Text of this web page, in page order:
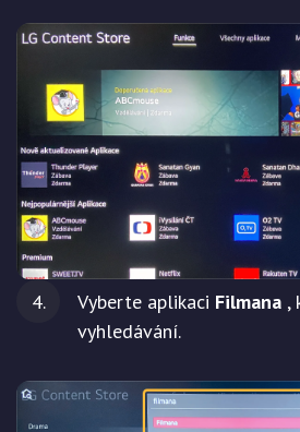
Vyberte aplikaci Filmana ,
vyhledávání.